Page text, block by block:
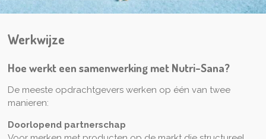
Werkwijze
Hoe werkt een samenwerking met Nutri-Sana?
De meeste opdrachtgevers werken op één van twee
manieren:
Doorlopend partnerschap